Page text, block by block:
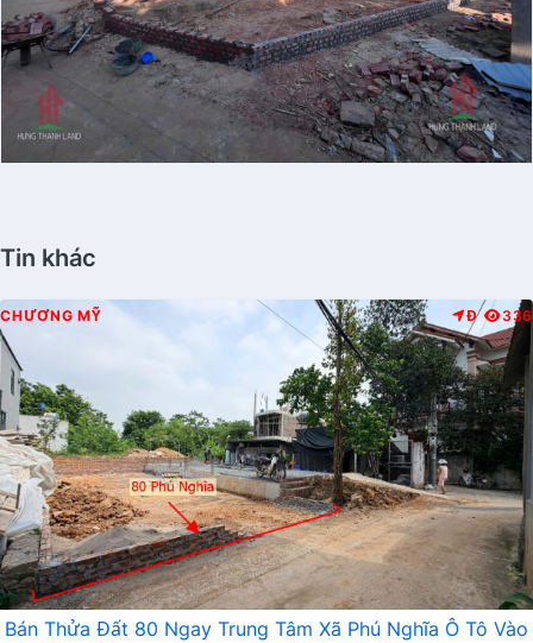
Tin khác
CHƯƠNG MỸ Đ 336
Bán Thửa Đất 80 Ngay Trung Tâm Xã Phú Nghĩa Ô Tô Vào